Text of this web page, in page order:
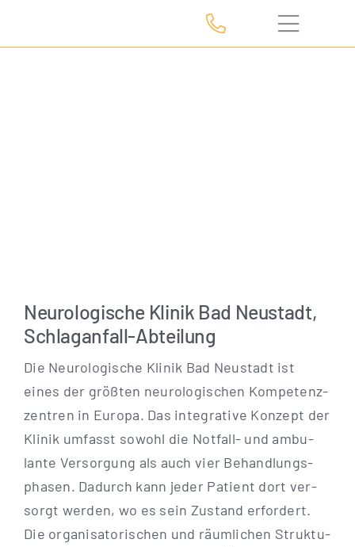
Neurologische Klinik Bad Neustadt,
Schlaganfall-Abteilung
Die Neu­ro­lo­gi­sche Kli­nik Bad Neu­stadt ist
eines der größ­ten neu­ro­lo­gi­schen Kom­pe­tenz­
zen­tren in Euro­pa. Das inte­gra­ti­ve Kon­zept der
Kli­nik umfasst sowohl die Not­­fall- und ambu­
lan­te Ver­sor­gung als auch vier Behand­lungs­
pha­sen. Dadurch kann jeder Pati­ent dort ver­
sorgt wer­den, wo es sein Zustand erfor­dert.
Die orga­ni­sa­to­ri­schen und räum­li­chen Struk­tu­